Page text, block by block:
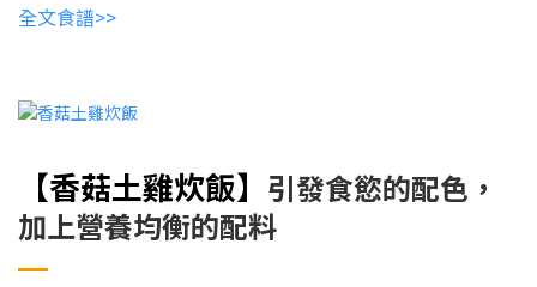
全文食譜>>
【香菇土雞炊飯】 引發食慾的配色，
加上營養均衡的配料